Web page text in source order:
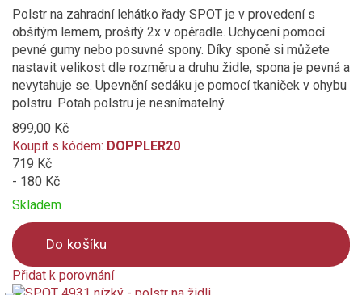
Polstr na zahradní lehátko řady SPOT je v provedení s
obšitým lemem, prošitý 2x v opěradle. Uchycení pomocí
pevné gumy nebo posuvné spony. Díky sponě si můžete
nastavit velikost dle rozměru a druhu židle, spona je pevná a
nevytahuje se. Upevnění sedáku je pomocí tkaniček v ohybu
polstru. Potah polstru je nesnímatelný.
899,00 Kč
Koupit s kódem: DOPPLER20
719 Kč
- 180 Kč
Skladem
Do košíku
Přidat k porovnání